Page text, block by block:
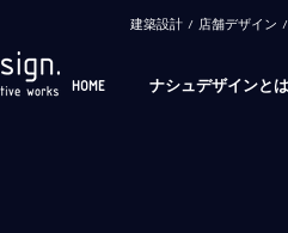
建築設計 / 店舗デザイン
HOME ナシュデザインとは